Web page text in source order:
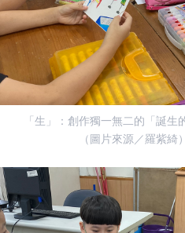
「生」：創作獨一無二的「誕生
（圖片來源／羅紫綺）